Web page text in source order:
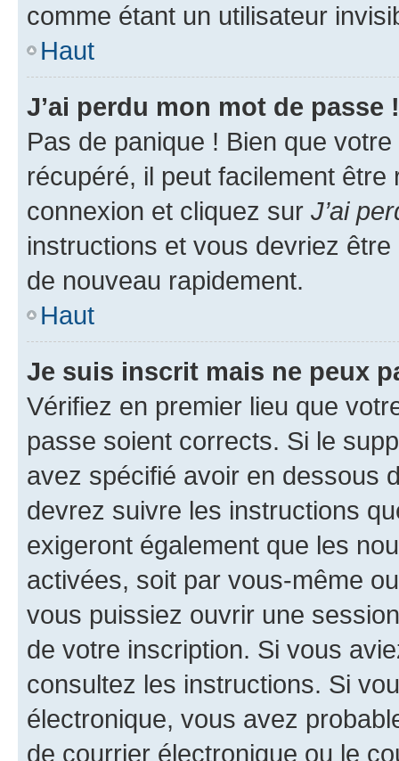
comme étant un utilisateur
Haut
J’ai perdu mon mot de passe !
Pas de panique ! Bien que
récupéré, il peut facilement
connexion et cliquez sur J’ai
instructions et vous devriez
de nouveau rapidement.
Haut
Je suis inscrit mais ne peux
Vérifiez en premier lieu que
passe soient corrects. Si le
avez spécifié avoir en dessous
devrez suivre les instructions
exigeront également que les
activées, soit par vous-même
vous puissiez ouvrir une
de votre inscription. Si vous
consultez les instructions. Si
électronique, vous avez
de courrier électronique ou le